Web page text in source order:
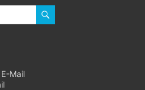
E-Mail